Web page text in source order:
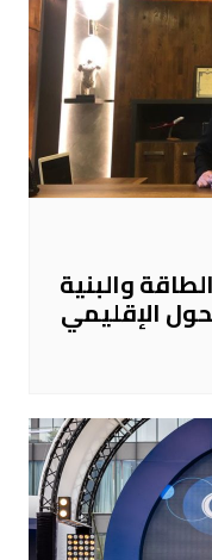
والبنية
الإقليمي